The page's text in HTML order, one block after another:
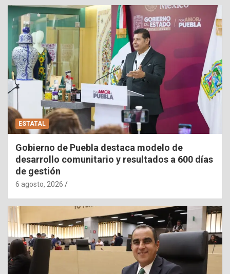
ESTATAL
Gobierno de Puebla destaca modelo de
desarrollo comunitario y resultados a 600 días
de gestión
6 agosto, 2026